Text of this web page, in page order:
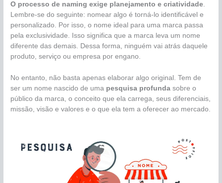
O processo de naming exige planejamento e criatividade.
Lembre-se do seguinte: nomear algo é torná-lo identificável e
personalizado. Por isso, o nome ideal para uma marca passa
pela exclusividade. Isso significa que a marca leva um nome
diferente das demais. Dessa forma, ninguém vai atrás daquele
produto, serviço ou empresa por engano.
No entanto, não basta apenas elaborar algo original. Tem de
ser um nome nascido de uma pesquisa profunda sobre o
público da marca, o conceito que ela carrega, seus diferenciais,
missão, visão e valores e o que ela tem a oferecer ao mercado.